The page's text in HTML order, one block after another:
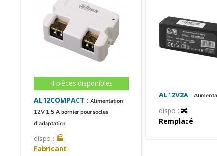
4 pièces disponibles
AL12COMPACT :Alimentation
12V 1.5 A bornier pour socles
d'adaptation
dispo : 🏭
Fabricant
AL12V2A :
dispo : 🔀
Remplacé